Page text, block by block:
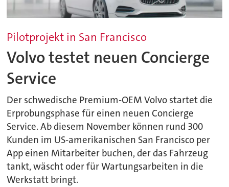
Pilotprojekt in San Francisco
Volvo testet neuen Concierge
Service
Der schwedische Premium-OEM Volvo startet die
Erprobungsphase für einen neuen Concierge
Service. Ab diesem November können rund 300
Kunden im US-amerikanischen San Francisco per
App einen Mitarbeiter buchen, der das Fahrzeug
tankt, wäscht oder für Wartungsarbeiten in die
Werkstatt bringt.